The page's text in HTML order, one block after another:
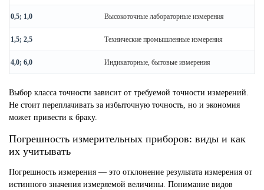
0,5; 1,0 Высокоточные лабораторные измерения
1,5; 2,5 Технические промышленные измерения
4,0; 6,0 Индикаторные, бытовые измерения
Выбор класса точности зависит от требуемой точности измерений.
Не стоит переплачивать за избыточную точность, но и экономия
может привести к браку.
Погрешность измерительных приборов: виды и как
их учитывать
Погрешность измерения — это отклонение результата измерения от
истинного значения измеряемой величины. Понимание видов